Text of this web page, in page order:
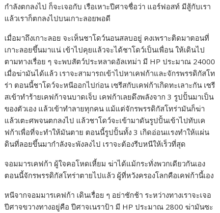
กำลังตกลงไป ก็จะเจอกับ เรือเหาะปีศาจชื่อว่า แอร์ฟอสท์ มีสู้กับเรา
แล้วเราก็ตกลงไปบนเกาะลอยพอดี
เมื่อมาถึงเกาะลอย จะเห็นชาโดว์นอนสลบอยู่ คงเพราะติดมาตอนที่
เกาะลอยขึ้นมาแน่ เข้าไปคุยแล้วจะได้ชาโดว์เป็นเพื่อน ให้เดินไป
ตามทางเรื่อย ๆ จะพบสัตว์ประหลาดอัลเทม่า มี HP ประมาณ 24000
เมื่อฆ่ามันได้แล้ว เราจะสามารถเข้าไปหาเคฟก้าและจักรพรรดิกัสโท
ร่า ตอนนี้ชาโดว์จะหนีออกไปก่อน เซรีสกับเคฟก้าเกิดทะเลาะกัน เซรี
สเข้าทำร้ายเคฟก้าจนบาดเจ็บ เคฟก้าเลยดึงพลังจาก 3 รูปปั้นมาเป็น
ของตัวเอง แล้วเข้าทำลายทุกคน แม้แต่จักรพรรดิกัสโทร่ามันก็ฆ่า
แล้วเตะศพจนตกลงไป แล้วชาโดว์จะเข้ามาดันรูปปั้นเข้าไปทับเค
ฟก้าเพื่อที่จะทำให้มันตาย ตอนนี้รูปปั้นทั้ง 3 เกิดอ่อนแรงทำให้แผ่น
ดินที่ลอยขึ้นมากำลังจะพังลงไป เราจะต้องรีบหนีให้เร็วที่สุด
จอมมารเคฟก้า ผู้ใจคอโหดเหี้ยม ฆ่าได้แม้กระทั่งพวกเดียวกันเอง
ตอนนี้จักรพรรดิกัสโทร่าตายไปแล้ว ผู้ที่หวังครองโลกคือเคฟก้านี้เอง
หนีจากจอมมารเคฟก้า เดินเรื่อย ๆ อย่าชักช้า ระหว่างทางเราจะเจอ
ปีศาจขวางทางอยู่คือ ปีศาจเนราป้า มี HP ประมาณ 2800 ฆ่ามันซะ